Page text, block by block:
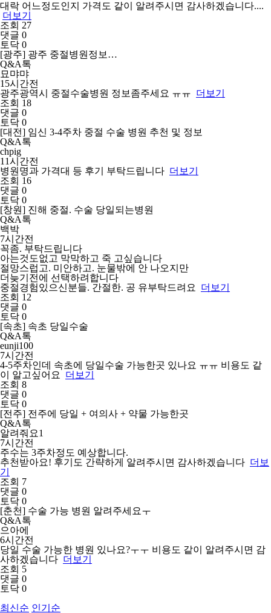
대락 어느정도인지 가격도 같이 알려주시면 감사하겠습니다....
더보기
조회 27
댓글 0
토닥 0
[광주] 광주 중절병원정보…
Q&A톡
묘먀먀
15시간전
광주광역시 중절수술병원 정보좀주세요 ㅠㅠ 더보기
조회 18
댓글 0
토닥 0
[대전] 임신 3-4주차 중절 수술 병원 추천 및 정보
Q&A톡
chpig
11시간전
병원명과 가격대 등 후기 부탁드립니다 더보기
조회 16
댓글 0
토닥 0
[창원] 진해 중절. 수술 당일되는병원
Q&A톡
백박
7시간전
꼭좀. 부탁드립니다
아는것도없고 막막하고 죽 고싶습니다
절망스럽고. 미안하고. 눈물밖에 안 나오지만
더늦기전에 선택하려합니다
중절경험있으신분들. 간절한. 공 유부탁드려요
더보기
조회 12
댓글 0
토닥 0
[속초] 속초 당일수술
Q&A톡
eunji100
7시간전
4-5주차인데 속초에 당일수술 가능한곳 있나요 ㅠㅠ 비용도 같
이 알고싶어요
더보기
조회 8
댓글 0
토닥 0
[전주] 전주에 당일 + 여의사 + 약물 가능한곳
Q&A톡
알려줘요1
7시간전
주수는 3주차정도 예상합니다.
추천받아요! 후기도 간략하게 알려주시면 감사하겠습니다 더보
기
조회 7
댓글 0
토닥 0
[춘천] 수술 가능 병원 알려주세요ㅜ
Q&A톡
으아에
6시간전
당일 수술 가능한 병원 있나요?ㅜㅜ 비용도 같이 알려주시면 감
사하겠습니다 더보기
조회 5
댓글 0
토닥 0
최신순 인기순